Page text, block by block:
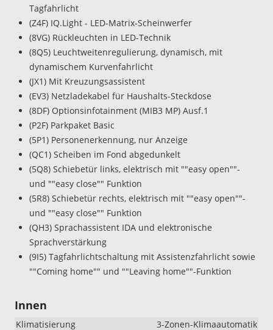
Tagfahrlicht
(Z4F) IQ.Light - LED-Matrix-Scheinwerfer
(8VG) Rückleuchten in LED-Technik
(8Q5) Leuchtweitenregulierung, dynamisch, mit
dynamischem Kurvenfahrlicht
(JX1) Mit Kreuzungsassistent
(EV3) Netzladekabel für Haushalts-Steckdose
(8DF) Optionsinfotainment (MIB3 MP) Ausf.1
(P2F) Parkpaket Basic
(5P1) Personenerkennung, nur Anzeige
(QC1) Scheiben im Fond abgedunkelt
(5Q8) Schiebetür links, elektrisch mit ""easy open""-
und ""easy close"" Funktion
(5R8) Schiebetür rechts, elektrisch mit ""easy open""-
und ""easy close"" Funktion
(QH3) Sprachassistent IDA und elektronische
Sprachverstärkung
(9I5) Tagfahrlichtschaltung mit Assistenzfahrlicht sowie
""Coming home"" und ""Leaving home""-Funktion
Innen
Klimatisierung
3-Zonen-Klimaautomatik